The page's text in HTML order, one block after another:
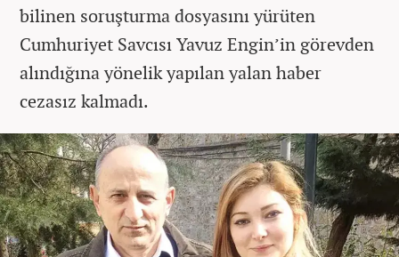
bilinen soruşturma dosyasını yürüten
Cumhuriyet Savcısı Yavuz Engin’in görevden
alındığına yönelik yapılan yalan haber
cezasız kalmadı.